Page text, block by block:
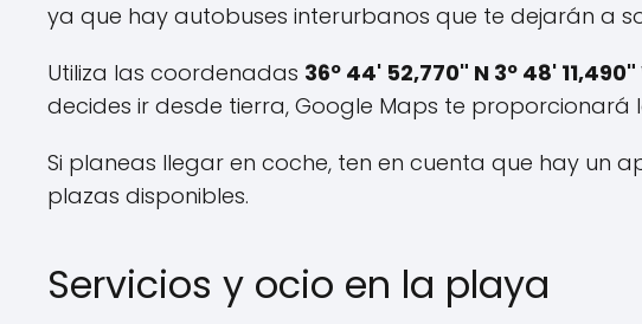
ya que hay autobuses interurbanos que te dejarán a
Utiliza las coordenadas 36º 44' 52,770" N 3º 48' 11,490"
decides ir desde tierra, Google Maps te proporcionará
Si planeas llegar en coche, ten en cuenta que hay un
plazas disponibles.
Servicios y ocio en la playa